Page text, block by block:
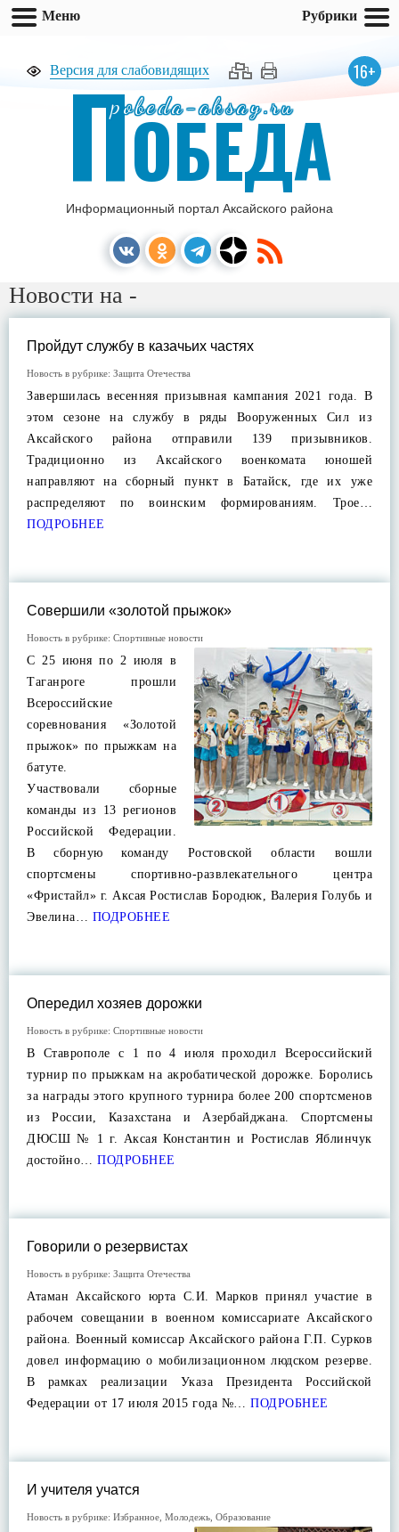
Версия для слабовидящих 16+
pobeda-aksay.ru
ПОБЕДА
Информационный портал Аксайского района
Новости на -
Пройдут службу в казачьих частях
Новость в рубрике: Защита Отечества
Завершилась весенняя призывная кампания 2021 года. В
этом сезоне на службу в ряды Вооруженных Сил из
Аксайского района отправили 139 призывников.
Традиционно из Аксайского военкомата юношей
направляют на сборный пункт в Батайск, где их уже
распределяют по воинским формированиям. Трое…
ПОДРОБНЕЕ
Совершили «золотой прыжок»
Новость в рубрике: Спортивные новости
С 25 июня по 2 июля в
Таганроге прошли
Всероссийские
соревнования «Золотой
прыжок» по прыжкам на
батуте.
Участвовали сборные
команды из 13 регионов
Российской Федерации.
В сборную команду Ростовской области вошли
спортсмены спортивно-развлекательного центра
«Фристайл» г. Аксая Ростислав Бородюк, Валерия Голубь и
Эвелина… ПОДРОБНЕЕ
Опередил хозяев дорожки
Новость в рубрике: Спортивные новости
В Ставрополе с 1 по 4 июля проходил Всероссийский
турнир по прыжкам на акробатической дорожке. Боролись
за награды этого крупного турнира более 200 спортсменов
из России, Казахстана и Азербайджана. Спортсмены
ДЮСШ № 1 г. Аксая Константин и Ростислав Яблинчук
достойно… ПОДРОБНЕЕ
Говорили о резервистах
Новость в рубрике: Защита Отечества
Атаман Аксайского юрта С.И. Марков принял участие в
рабочем совещании в военном комиссариате Аксайского
района. Военный комиссар Аксайского района Г.П. Сурков
довел информацию о мобилизационном людском резерве.
В рамках реализации Указа Президента Российской
Федерации от 17 июля 2015 года №… ПОДРОБНЕЕ
И учителя учатся
Новость в рубрике: Избранное Молодежь Образование
Меню Рубрики